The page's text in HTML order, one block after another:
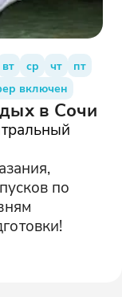
вт ср чт
пт
включен
в Сочи
по